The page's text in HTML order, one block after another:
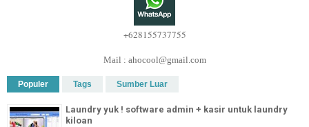
+628155737755
Mail : ahocool@gmail.com
Populer Tags Sumber Luar
Laundry yuk ! software admin + kasir untuk laundry
kiloan